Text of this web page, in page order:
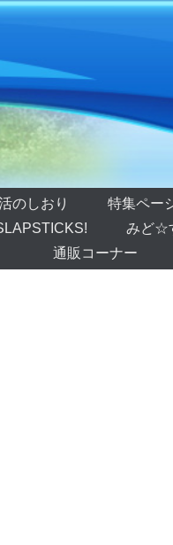
のしおり 特集ペー
みど☆
通販コーナー